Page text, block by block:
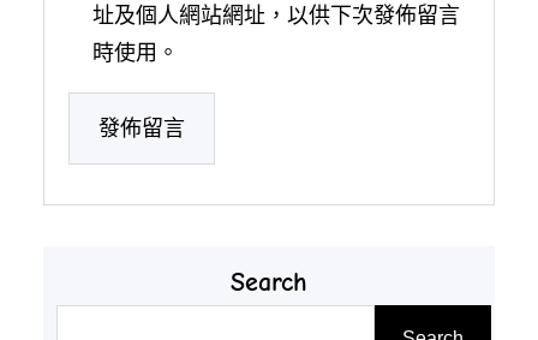
址及個人網站網址，以供下次發佈留言
時使用。
Search